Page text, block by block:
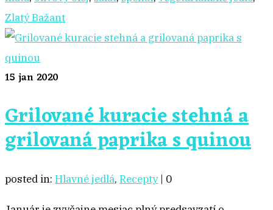
Zlatý Bažant
15 jan 2020
Grilované kuracie stehná a
grilovaná paprika s quinou
posted in: Hlavné jedlá, Recepty | 0